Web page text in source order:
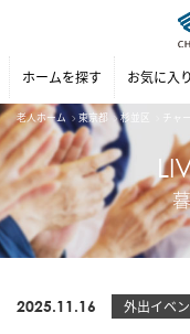
ホームを探す お気に入
老人ホーム 東京都 杉並区 チャ
2025.11.16 外出イベ